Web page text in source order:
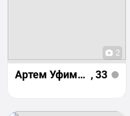
2
Артем Уфимцев , 33